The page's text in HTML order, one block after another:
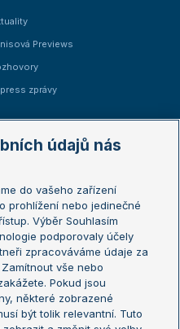
Previews
zprávy
Open
Open
Open
mistrů
mistryň
údajů nás
do vašeho zařízení
prohlížení nebo jedinečné
Výběr Souhlasím
podporovaly účely
zpracováváme údaje za
vše nebo
Pokud jsou
některé zobrazené
být tolik relevantní. Tuto